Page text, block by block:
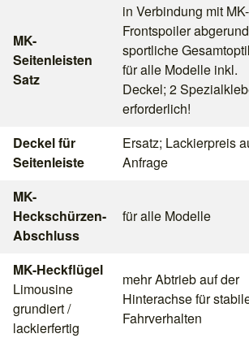
MK-
Seitenleisten
Satz
in Verbindung mit MK-
Frontspoiler
sportliche
für alle Modelle inkl.
Deckel; 2
erforderlich!
Deckel für
Seitenleiste
Ersatz; Lackierpreis
Anfrage
MK-
Heckschürzen-
Abschluss
für alle Modelle
MK-Heckflügel
Limousine
grundiert /
lackierfertig
mehr Abtrieb auf der
Hinterachse für
Fahrverhalten